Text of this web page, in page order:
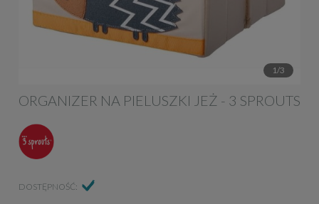
1/3
ORGANIZER NA PIELUSZKI JEŻ - 3 SPROUTS
DOSTĘPNOŚĆ: